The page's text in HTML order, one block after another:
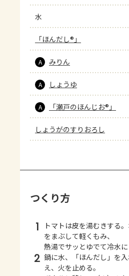
水
「ほんだし®」
A みりん
A しょうゆ
A 「瀬戸のほんじお®」
しょうがのすりおろし
つくり方
1
トマトは皮を湯むきする
をまぶして軽くもみ、
熱湯でサッとゆでて冷水に
2 鍋に水、「ほんだし」を入
え、火を止める。